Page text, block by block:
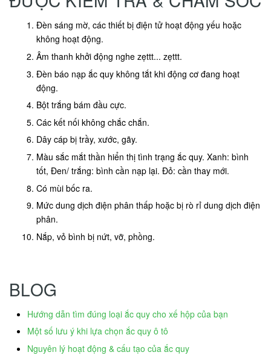
Đèn sáng mờ, các thiết bị điện tử hoạt động yếu hoặc
không hoạt động.
Âm thanh khởi động nghe zẹttt... zẹttt.
Đèn báo nạp ắc quy không tắt khi động cơ đang hoạt
động.
Bột trắng bám đầu cực.
Các kết nối không chắc chắn.
Dây cáp bị trầy, xước, gãy.
Màu sắc mắt thần hiển thị tình trạng ắc quy. Xanh: bình
tốt, Đen/ trắng: bình cần nạp lại. Đỏ: cần thay mới.
Có mùi bốc ra.
Mức dung dịch điện phân thấp hoặc bị rò rỉ dung dịch điện
phân.
Nắp, vỏ bình bị nứt, vỡ, phồng.
BLOG
Hướng dẫn tìm đúng loại ắc quy cho xế hộp của bạn
Một số lưu ý khi lựa chọn ắc quy ô tô
Nguyên lý hoạt động & cấu tạo của ắc quy